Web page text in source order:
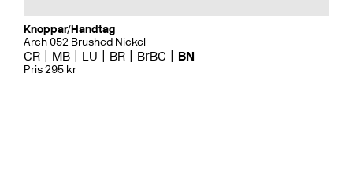
Knoppar/Handtag
Arch 052 Brushed Nickel
CR MB LU BR BrBC BN
Pris 295 kr